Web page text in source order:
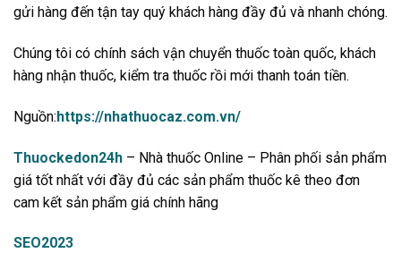
gửi hàng đến tận tay quý khách hàng đầy đủ và nhanh chóng.
Chúng tôi có chính sách vận chuyển thuốc toàn quốc, khách
hàng nhận thuốc, kiểm tra thuốc rồi mới thanh toán tiền.
Nguồn:https://nhathuocaz.com.vn/
Thuockedon24h – Nhà thuốc Online – Phân phối sản phẩm
giá tốt nhất với đầy đủ các sản phẩm thuốc kê theo đơn
cam kết sản phẩm giá chính hãng
SEO2023